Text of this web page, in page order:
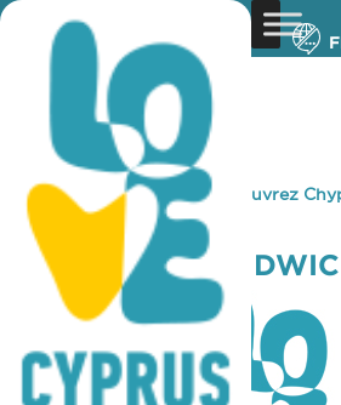
You are here: Home »Découvrez
ZACHARIAS SANDWICH
ZACHARIAS